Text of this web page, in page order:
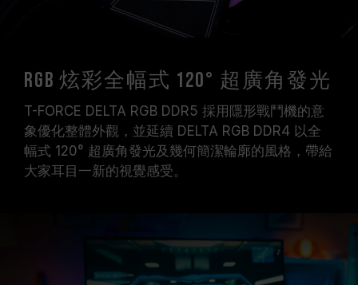
RGB 炫彩全幅式 120° 超廣角發光
T-FORCE DELTA RGB DDR5 採用隱形戰鬥機的意
象優化整體外觀，並延續 DELTA RGB DDR4 以全
幅式 120° 超廣角發光及幾何簡潔輪廓的風格，帶給
大家耳目一新的視覺感受。